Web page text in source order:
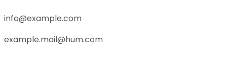
info@example.com
example.mail@hum.com